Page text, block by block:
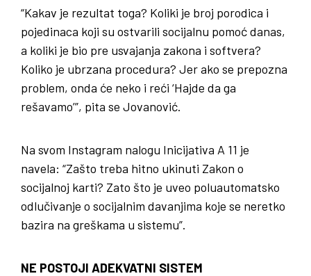
“Kakav je rezultat toga? Koliki je broj porodica i
pojedinaca koji su ostvarili socijalnu pomoć danas,
a koliki je bio pre usvajanja zakona i softvera?
Koliko je ubrzana procedura? Jer ako se prepozna
problem, onda će neko i reći ‘Hajde da ga
rešavamo’”, pita se Jovanović.
Na svom Instagram nalogu Inicijativa A 11 je
navela: “Zašto treba hitno ukinuti Zakon o
socijalnoj karti? Zato što je uveo poluautomatsko
odlučivanje o socijalnim davanjima koje se neretko
bazira na greškama u sistemu”.
NE POSTOJI ADEKVATNI SISTEM